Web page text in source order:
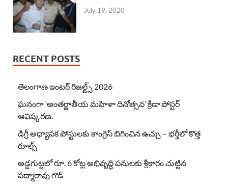
July 19, 2020
RECENT POSTS
తెలంగాణ ఇంటర్ రిజల్ట్స్ 2026
ఘనంగా ‘అంతర్జాతీయ మహిళా దినోత్సవ’ క్రీడా పోస్టర్
ఆవిష్కరణ.
డిగ్రీ అధ్యాపక పోస్టులకు కాంగ్రెస్ బిగించిన ఉచ్చు – భర్తీలో కొత్త
రూల్స్
అడ్డగుట్టలో రూ. 6 కోట్ల అభివృద్ధి పనులకు శ్రీకారం చుట్టిన
పద్మారావు గౌడ్